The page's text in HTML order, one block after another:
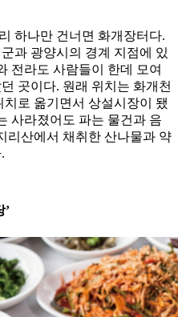
하나만 건너면 화개장터다.
과 광양시의 경계 지점에 있
전라도 사람들이 한데 모여
곳이다. 원래 위치는 화개천
로 옮기면서 상설시장이 됐
사라졌어도 파는 물건과 음
리산에서 채취한 산나물과 약
’